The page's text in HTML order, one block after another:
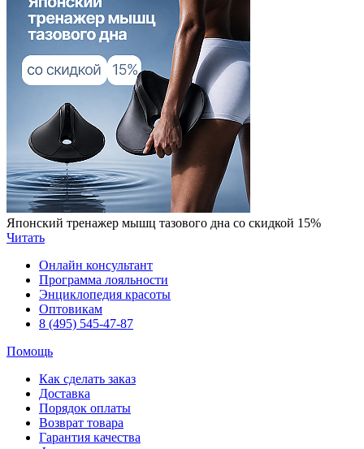
Японский тренажер мышц тазового дна со скидкой 15%
Читать
Онлайн консультант
Программа лояльности
Энциклопедия красоты
Оптовикам
8 (495) 545-47-87
Помощь
Как сделать заказ
Доставка
Порядок оплаты
Возврат товара
Гарантия качества